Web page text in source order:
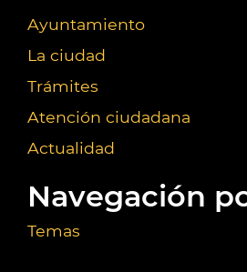
Ayuntamiento
La ciudad
Trámites
Atención ciudadana
Actualidad
Navegación
Temas